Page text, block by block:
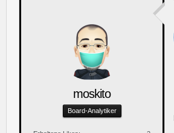
moskito
Board-Analytiker